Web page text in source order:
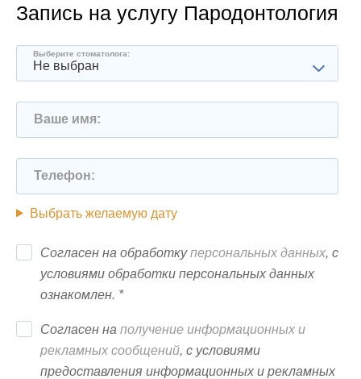
Запись на услугу Пародонтология
Выберите стоматолога:
Не выбран
Ваше имя:
Телефон:
Выбрать желаемую дату
Согласен на обработкуперсональных данных, с
условиями обработки персональных данных
ознакомлен. *
Согласен на получение информационных и
рекламных сообщений, с условиями
предоставления информационных и рекламных